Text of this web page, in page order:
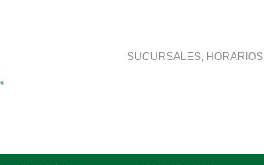
SUCURSALES, HORARIOS